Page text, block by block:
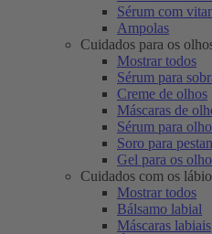
Sérum com
Ampolas
Cuidados para os
Mostrar todos
Sérum para
Creme de olhos
Máscaras de
Sérum para
Soro para
Gel para os
Cuidados com os
Mostrar todos
Bálsamo labial
Máscaras labiais